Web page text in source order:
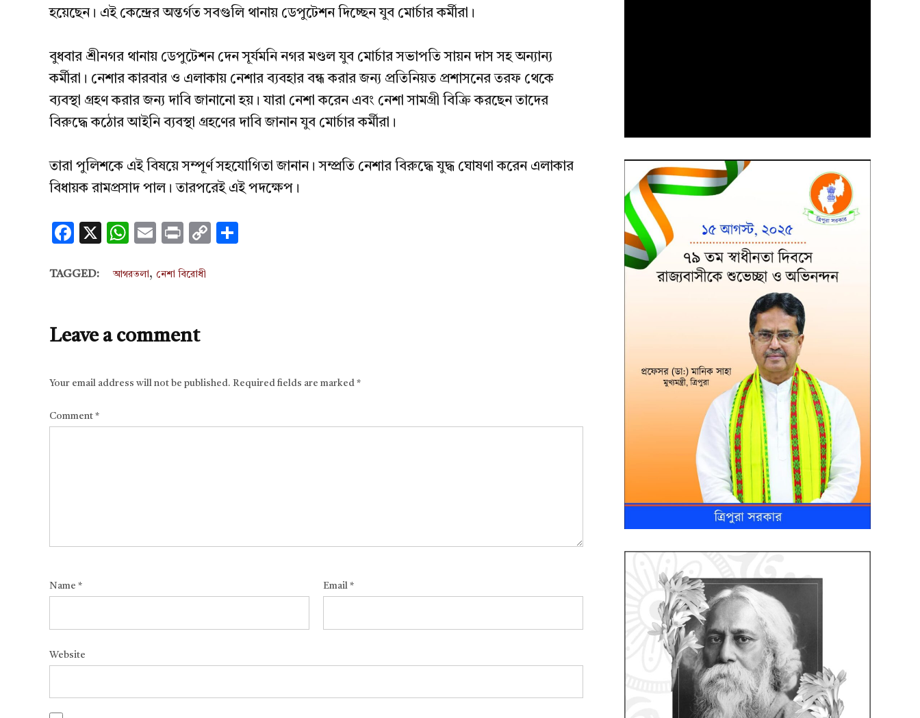
হয়েছেন। এই কেন্দ্রের অন্তর্গত সবগুলি থানায় ডেপুটেশন দিচ্ছেন যুব মোর্চার কর্মীরা।
বুধবার শ্রীনগর থানায় ডেপুটেশন দেন সূর্যমনি নগর মণ্ডল যুব মোর্চার সভাপতি সায়ন দাস সহ অন্যান্য
কর্মীরা। নেশার কারবার ও এলাকায় নেশার ব্যবহার বন্ধ করার জন্য প্রতিনিয়ত প্রশাসনের তরফ থেকে
ব্যবস্থা গ্রহণ করার জন্য দাবি জানানো হয়। যারা নেশা করেন এবং নেশা সামগ্রী বিক্রি করছেন তাদের
বিরুদ্ধে কঠোর আইনি ব্যবস্থা গ্রহণের দাবি জানান যুব মোর্চার কর্মীরা।
তারা পুলিশকে এই বিষয়ে সম্পূর্ণ সহযোগিতা জানান। সম্প্রতি নেশার বিরুদ্ধে যুদ্ধ ঘোষণা করেন এলাকার
বিধায়ক রামপ্রসাদ পাল। তারপরেই এই পদক্ষেপ।
Facebook
X WhatsApp
EmailPrintCopy
TAGGED: আগরতলা , নেশা বিরোধী
Leave a comment
Your email address will not be published. Required fields are marked *
Comment *
Name * Email *
Website